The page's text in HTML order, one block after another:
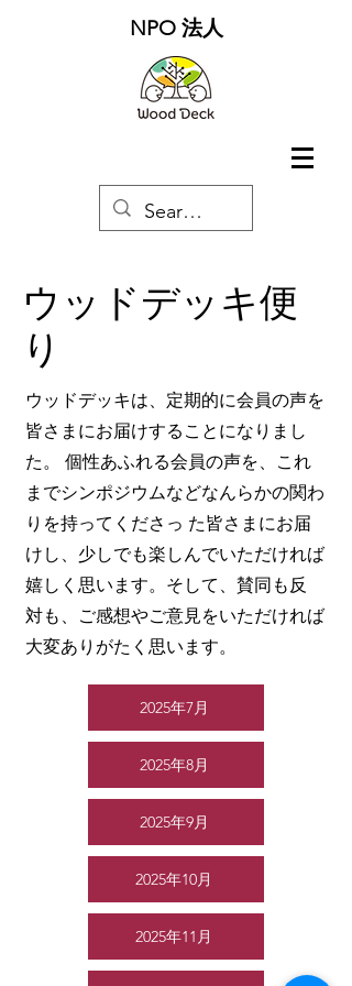
NPO 法人
ウッドデッキ便
り
ウッドデッキは、定期的に会員の声を
皆さまにお届けすることになりまし
た。 個性あふれる会員の声を、これ
までシンポジウムなどなんらかの関わ
りを持ってくださっ た皆さまにお届
けし、少しでも楽しんでいただければ
嬉しく思います。そして、賛同も反
対も、ご感想やご意見をいただければ
大変ありがたく思います。
2025年7月
2025年8月
2025年9月
2025年10月
2025年11月